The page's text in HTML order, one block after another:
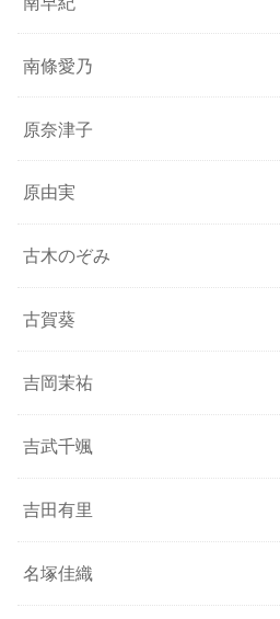
南條愛乃
原奈津子
原由実
古木のぞみ
古賀葵
吉岡茉祐
吉武千颯
吉田有里
名塚佳織